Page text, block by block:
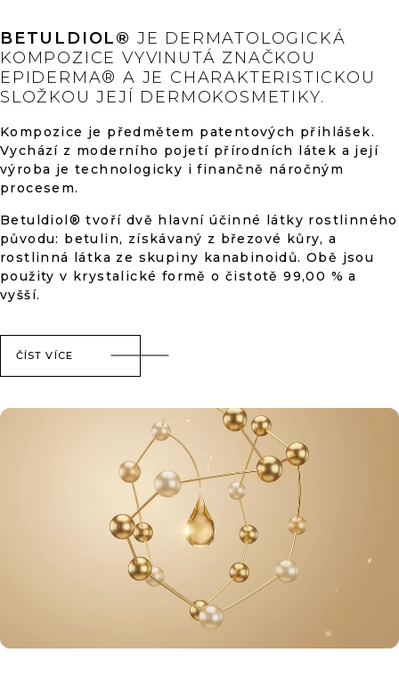
BETULDIOL® JE DERMATOLOGICKÁ
KOMPOZICE VYVINUTÁ ZNAČKOU
EPIDERMA® A JE CHARAKTERISTICKOU
SLOŽKOU JEJÍ DERMOKOSMETIKY.
Kompozice je předmětem patentových přihlášek.
Vychází z moderního pojetí přírodních látek a její
výroba je technologicky i finančně náročným
procesem.
Betuldiol® tvoří dvě hlavní účinné látky rostlinného
původu: betulin, získávaný z březové kůry, a
rostlinná látka ze skupiny kanabinoidů. Obě jsou
použity v krystalické formě o čistotě 99,00 % a
vyšší.
ČÍST VÍCE